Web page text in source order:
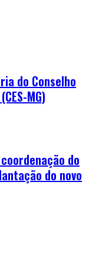
do Conselho
MG)
do
do novo